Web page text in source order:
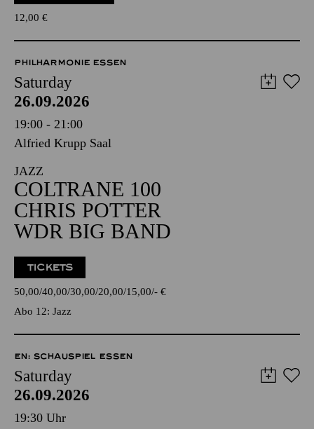
12,00 €
PHILHARMONIE ESSEN
Saturday
26.09.2026
19:00 - 21:00
Alfried Krupp Saal
JAZZ
COLTRANE 100
CHRIS POTTER
WDR BIG BAND
TICKETS
50,00 40,00 30,00 20,00 15,00 - €
Abo 12: Jazz
EN: SCHAUSPIEL ESSEN
Saturday
26.09.2026
19:30 Uhr